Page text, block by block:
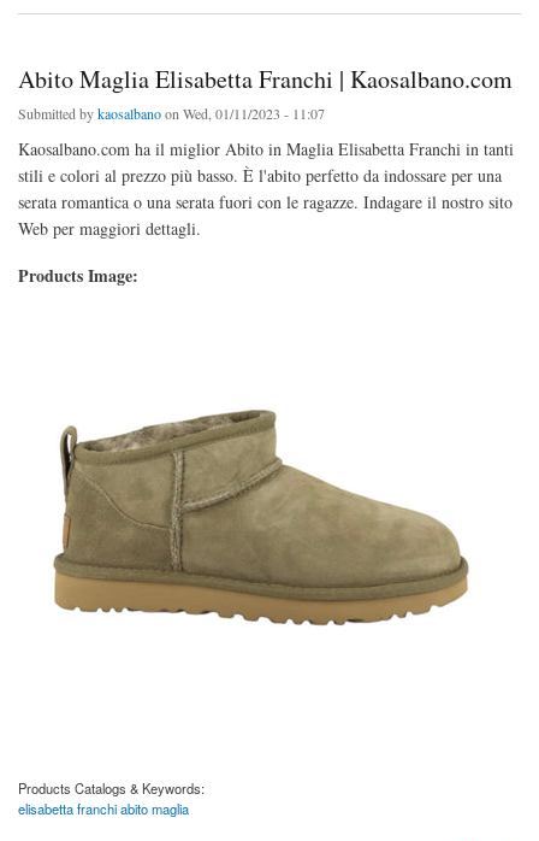
Abito Maglia Elisabetta Franchi | Kaosalbano.com
Submitted bykaosalbanoon Wed, 01/11/2023 - 11:07
Kaosalbano.com ha il miglior Abito in Maglia Elisabetta Franchi in tanti
stili e colori al prezzo più basso. È l'abito perfetto da indossare per una
serata romantica o una serata fuori con le ragazze. Indagare il nostro sito
Web per maggiori dettagli.
Products Image:
Products Catalogs & Keywords:
elisabetta franchi abito maglia